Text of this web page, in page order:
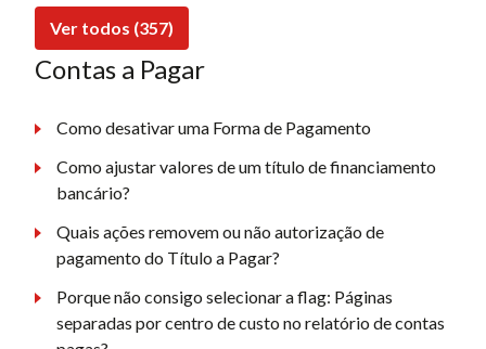
Ver todos (357)
Contas a Pagar
Como desativar uma Forma de Pagamento
Como ajustar valores de um título de financiamento
bancário?
Quais ações removem ou não autorização de
pagamento do Título a Pagar?
Porque não consigo selecionar a flag: Páginas
separadas por centro de custo no relatório de contas